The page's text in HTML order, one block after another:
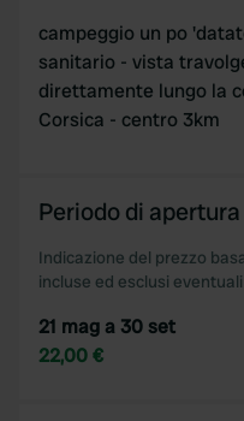
campeggio un po
sanitario - vista
direttamente lungo la
Corsica - centro 3km
Periodo di
Indicazione del prezzo
incluse ed esclusi
21 mag a 30 set
22,00 €